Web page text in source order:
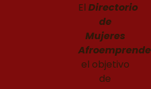
El Directorio
de
Mujeres
el objetivo
de